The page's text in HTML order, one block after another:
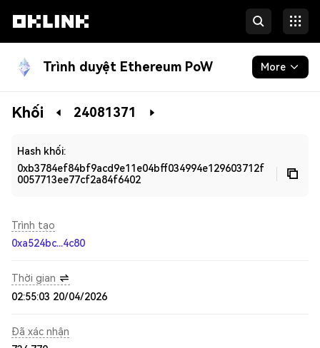
Trình duyệt Ethereum PoW More
Blockchain
Khối 24081371
Hash khối:
0xb3784ef84bf9acd9e11e04bff034994e129603712f
0057713ee77cf2a84f6402
Trình tạo
0xa524bc...4c80
Thời gian
02:55:03 20/04/2026
Đã xác nhận